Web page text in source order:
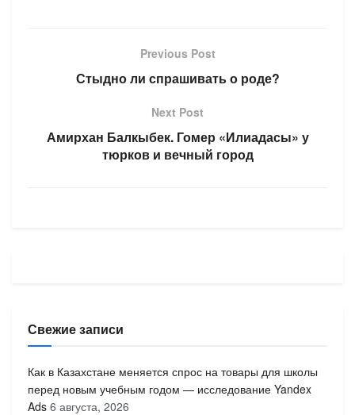
Previous Post
Стыдно ли спрашивать о роде?
Next Post
Амирхан Балкыбек. Гомер «Илиадасы» у
тюрков и вечный город
Свежие записи
Как в Казахстане меняется спрос на товары для школы
перед новым учебным годом — исследование Yandex
Ads 6 августа, 2026